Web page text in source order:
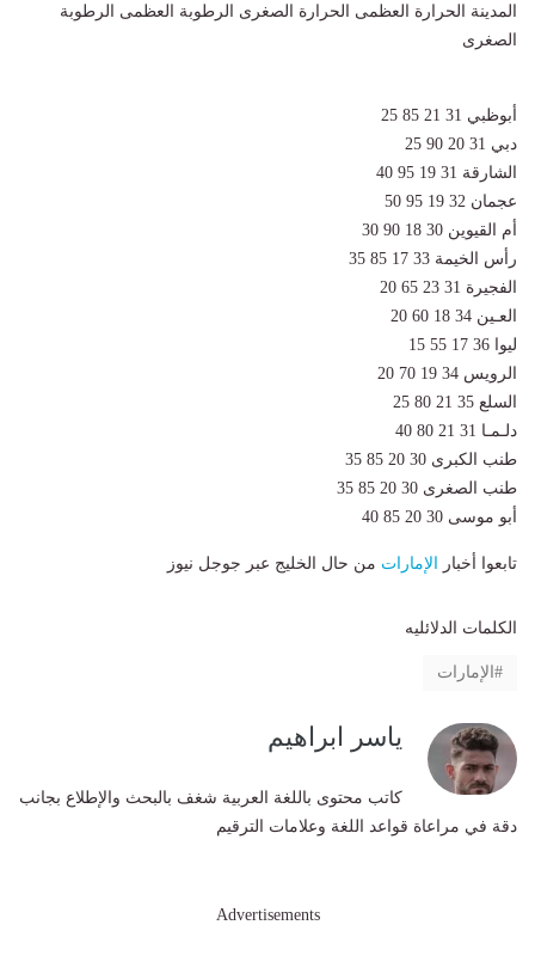
المدينة الحرارة العظمى الحرارة الصغرى الرطوبة العظمى الرطوبة
الصغرى
أبوظبي 31 21 85 25
دبي 31 20 90 25
الشارقة 31 19 95 40
عجمان 32 19 95 50
أم القيوين 30 18 90 30
رأس الخيمة 33 17 85 35
الفجيرة 31 23 65 20
العـين 34 18 60 20
ليوا 36 17 55 15
الرويس 34 19 70 20
السلع 35 21 80 25
دلـمـا 31 21 80 40
طنب الكبرى 30 20 85 35
طنب الصغرى 30 20 85 35
أبو موسى 30 20 85 40
تابعوا أخبار الإمارات من حال الخليج عبر جوجل نيوز
الكلمات الدلائليه
الإمارات
ياسر ابراهيم
كاتب محتوى باللغة العربية شغف بالبحث والإطلاع بجانب
دقة في مراعاة قواعد اللغة وعلامات الترقيم
Advertisements